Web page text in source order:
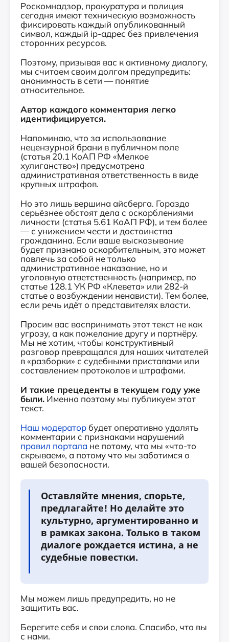
Роскомнадзор, прокуратура и полиция
сегодня имеют техническую возможность
фиксировать каждый опубликованный
символ, каждый ip-адрес без привлечения
сторонних ресурсов.
Поэтому, призывая вас к активному диалогу,
мы считаем своим долгом предупредить:
анонимность в сети — понятие
относительное.
Автор каждого комментария легко
идентифицируется.
Напоминаю, что за использование
нецензурной брани в публичном поле
(статья 20.1 КоАП РФ «Мелкое
хулиганство») предусмотрена
административная ответственность в виде
крупных штрафов.
Но это лишь вершина айсберга. Гораздо
серьёзнее обстоят дела с оскорблениями
личности (статья 5.61 КоАП РФ), и тем более
— с унижением чести и достоинства
гражданина. Если ваше высказывание
будет признано оскорбительным, это может
повлечь за собой не только
административное наказание, но и
уголовную ответственность (например, по
статье 128.1 УК РФ «Клевета» или 282-й
статье о возбуждении ненависти). Тем более,
если речь идёт о представителях власти.
Просим вас воспринимать этот текст не как
угрозу, а как пожелание другу и партнёру.
Мы не хотим, чтобы конструктивный
разговор превращался для наших читателей
в «разборки» с судебными приставами или
составлением протоколов и штрафами.
И такие прецеденты в текущем году уже
были. Именно поэтому мы публикуем этот
текст.
Наш модератор будет оперативно удалять
комментарии с признаками нарушений
правил портала не потому, что мы «что-то
скрываем», а потому что мы заботимся о
вашей безопасности.
Оставляйте мнения, спорьте,
предлагайте! Но делайте это
культурно, аргументированно и
в рамках закона. Только в таком
диалоге рождается истина, а не
судебные повестки.
Мы можем лишь предупредить, но не
защитить вас.
Берегите себя и свои слова. Спасибо, что вы
с нами.